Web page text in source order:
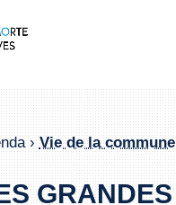
›Vie de la commune
GRANDES